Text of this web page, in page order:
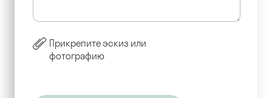
Прикрепите эскиз или
фотографию